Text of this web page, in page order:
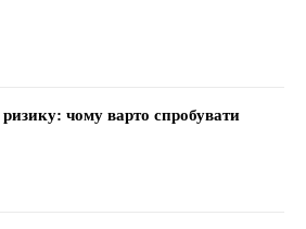
ризику: чому варто спробувати